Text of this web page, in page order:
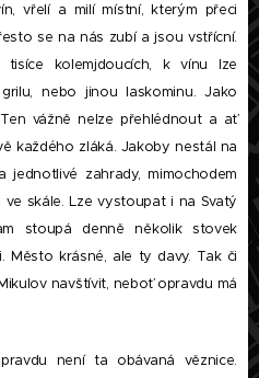
vřelí a milí místní, kterým přeci
se na nás zubí a jsou vstřícní.
kolemjdoucích, k vínu lze
nebo jinou laskominu. Jako
vážně nelze přehlédnout a ať
každého zláká. Jakoby nestál na
zahrady, mimochodem
skále. Lze vystoupat i na Svatý
stoupá denně několik stovek
Město krásné, ale ty davy. Tak či
navštívit, neboť opravdu má
není ta obávaná věznice.